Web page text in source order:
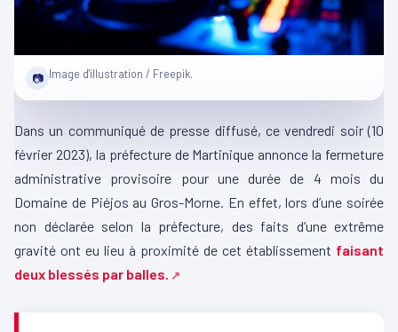
📷 Image d'illustration / Freepik.
Dans un communiqué de presse diffusé, ce vendredi soir (10
février 2023), la préfecture de Martinique annonce la fermeture
administrative provisoire pour une durée de 4 mois du
Domaine de Piéjos au Gros-Morne. En effet, lors d’une soirée
non déclarée selon la préfecture, des faits d’une extrême
gravité ont eu lieu à proximité de cet établissement faisant
deux blessés par balles.